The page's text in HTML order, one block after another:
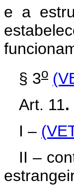
e a
§ 3o
Art. 11.
I –
II –